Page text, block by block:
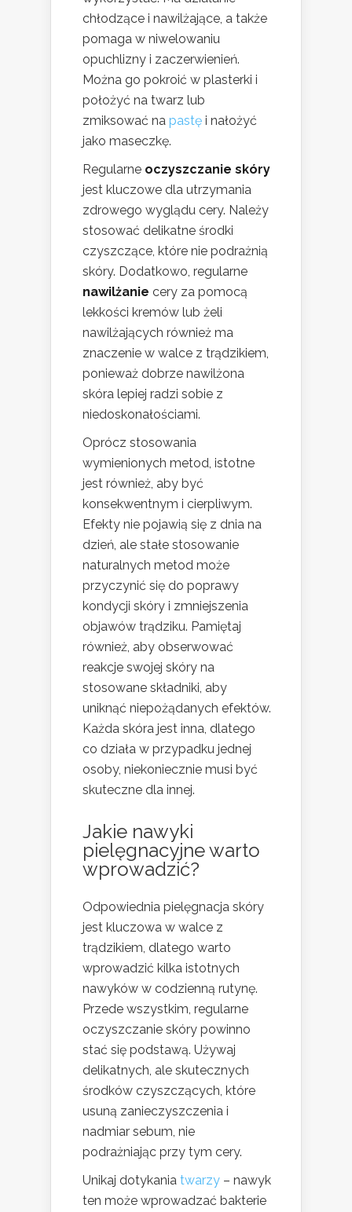
chłodzące i nawilżające, a także
pomaga w niwelowaniu
opuchlizny i zaczerwienień.
Można go pokroić w plasterki i
położyć na twarz lub
zmiksować na pastę i nałożyć
jako maseczkę.
Regularne oczyszczanie skóry
jest kluczowe dla utrzymania
zdrowego wyglądu cery. Należy
stosować delikatne środki
czyszczące, które nie podrażnią
skóry. Dodatkowo, regularne
nawilżanie cery za pomocą
lekkości kremów lub żeli
nawilżających również ma
znaczenie w walce z trądzikiem,
ponieważ dobrze nawilżona
skóra lepiej radzi sobie z
niedoskonałościami.
Oprócz stosowania
wymienionych metod, istotne
jest również, aby być
konsekwentnym i cierpliwym.
Efekty nie pojawią się z dnia na
dzień, ale stałe stosowanie
naturalnych metod może
przyczynić się do poprawy
kondycji skóry i zmniejszenia
objawów trądziku. Pamiętaj
również, aby obserwować
reakcje swojej skóry na
stosowane składniki, aby
uniknąć niepożądanych efektów.
Każda skóra jest inna, dlatego
co działa w przypadku jednej
osoby, niekoniecznie musi być
skuteczne dla innej.
Jakie nawyki
pielęgnacyjne warto
wprowadzić?
Odpowiednia pielęgnacja skóry
jest kluczowa w walce z
trądzikiem, dlatego warto
wprowadzić kilka istotnych
nawyków w codzienną rutynę.
Przede wszystkim, regularne
oczyszczanie skóry powinno
stać się podstawą. Używaj
delikatnych, ale skutecznych
środków czyszczących, które
usuną zanieczyszczenia i
nadmiar sebum, nie
podrażniając przy tym cery.
Unikaj dotykania twarzy – nawyk
ten może wprowadzać bakterie